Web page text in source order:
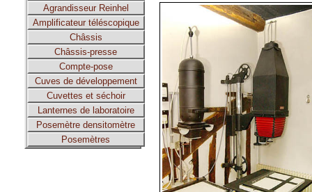
Agrandisseur Reinhel
Amplificateur téléscopique
Châssis
Châssis-presse
Compte-pose
Cuves de développement
Cuvettes et séchoir
Lanternes de laboratoire
Posemètre densitomètre
Posemètres